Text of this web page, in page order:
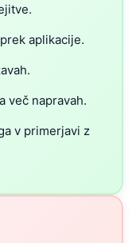
aplikacije.
več napravah.
v primerjavi z